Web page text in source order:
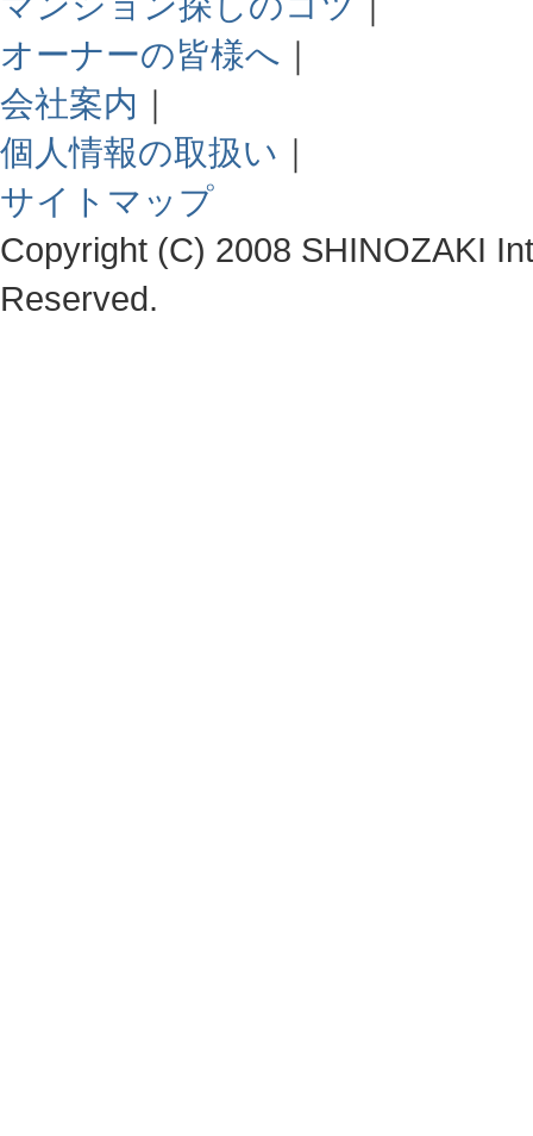
オーナーの皆様へ ｜
会社案内 ｜
個人情報の取扱い ｜
サイトマップ
Copyright (C) 2008 SHINOZAKI
Reserved.